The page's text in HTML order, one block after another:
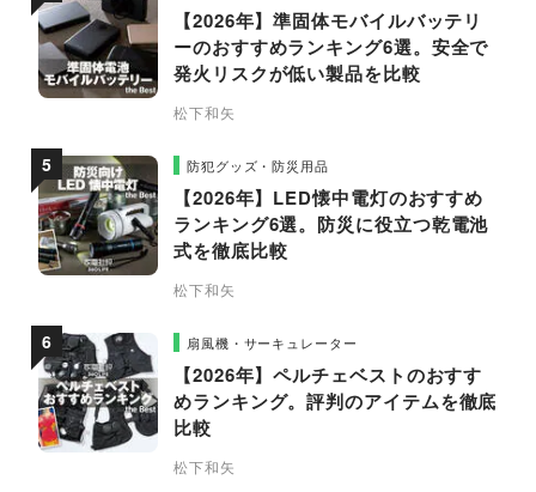
【2026年】準固体モバイルバッテリ
ーのおすすめランキング6選。安全で
発火リスクが低い製品を比較
松下和矢
防犯グッズ・防災用品
【2026年】LED懐中電灯のおすすめ
ランキング6選。防災に役立つ乾電池
式を徹底比較
松下和矢
扇風機・サーキュレーター
【2026年】ペルチェベストのおすす
めランキング。評判のアイテムを徹底
比較
松下和矢